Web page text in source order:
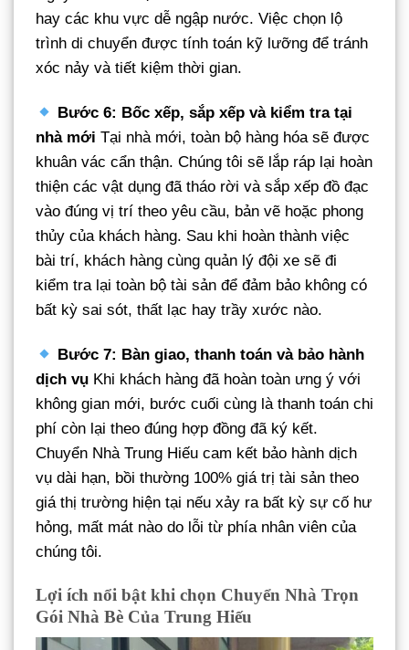
hay các khu vực dễ ngập nước. Việc chọn lộ
trình di chuyển được tính toán kỹ lưỡng để tránh
xóc nảy và tiết kiệm thời gian.
Bước 6: Bốc xếp, sắp xếp và kiểm tra tại
nhà mới Tại nhà mới, toàn bộ hàng hóa sẽ được
khuân vác cẩn thận. Chúng tôi sẽ lắp ráp lại hoàn
thiện các vật dụng đã tháo rời và sắp xếp đồ đạc
vào đúng vị trí theo yêu cầu, bản vẽ hoặc phong
thủy của khách hàng. Sau khi hoàn thành việc
bài trí, khách hàng cùng quản lý đội xe sẽ đi
kiểm tra lại toàn bộ tài sản để đảm bảo không có
bất kỳ sai sót, thất lạc hay trầy xước nào.
Bước 7: Bàn giao, thanh toán và bảo hành
dịch vụ Khi khách hàng đã hoàn toàn ưng ý với
không gian mới, bước cuối cùng là thanh toán chi
phí còn lại theo đúng hợp đồng đã ký kết.
Chuyển Nhà Trung Hiếu cam kết bảo hành dịch
vụ dài hạn, bồi thường 100% giá trị tài sản theo
giá thị trường hiện tại nếu xảy ra bất kỳ sự cố hư
hỏng, mất mát nào do lỗi từ phía nhân viên của
chúng tôi.
Lợi ích nổi bật khi chọn Chuyển Nhà Trọn
Gói Nhà Bè Của Trung Hiếu